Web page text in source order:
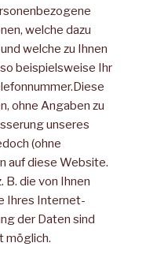
welche dazu
welche zu Ihnen
beispielsweise Ihr
ohne Angaben zu
unseres
(ohne
auf diese Website.
B. die von Ihnen
Ihres Internet-
der Daten sind
möglich.